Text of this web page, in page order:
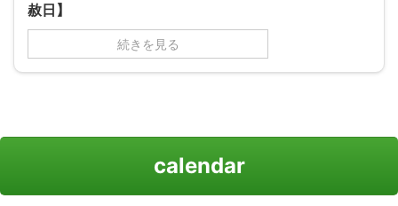
赦日】
続きを見る
calendar